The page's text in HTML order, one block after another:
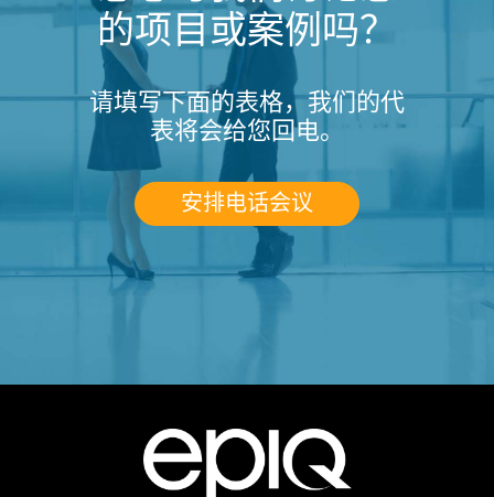
的项目或案例吗？
请填写下面的表格，我们的代
表将会给您回电。
安排电话会议